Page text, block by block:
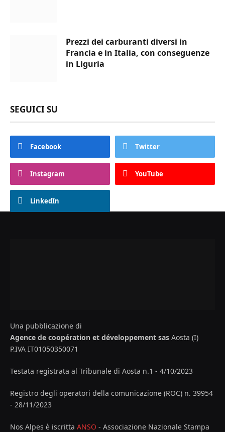
Prezzi dei carburanti diversi in
Francia e in Italia, con conseguenze
in Liguria
SEGUICI SU
Facebook Twitter
Instagram YouTube
LinkedIn
Una pubblicazione di
Agence de coopération et développement sas Aosta (I)
P.IVA IT01050350071
Testata registrata al Tribunale di Aosta n.1 - 4/10/2023
Registro degli operatori della comunicazione (ROC) n. 39954
- 28/11/2023
Nos Alpes è iscritta ANSO - Associazione Nazionale Stampa